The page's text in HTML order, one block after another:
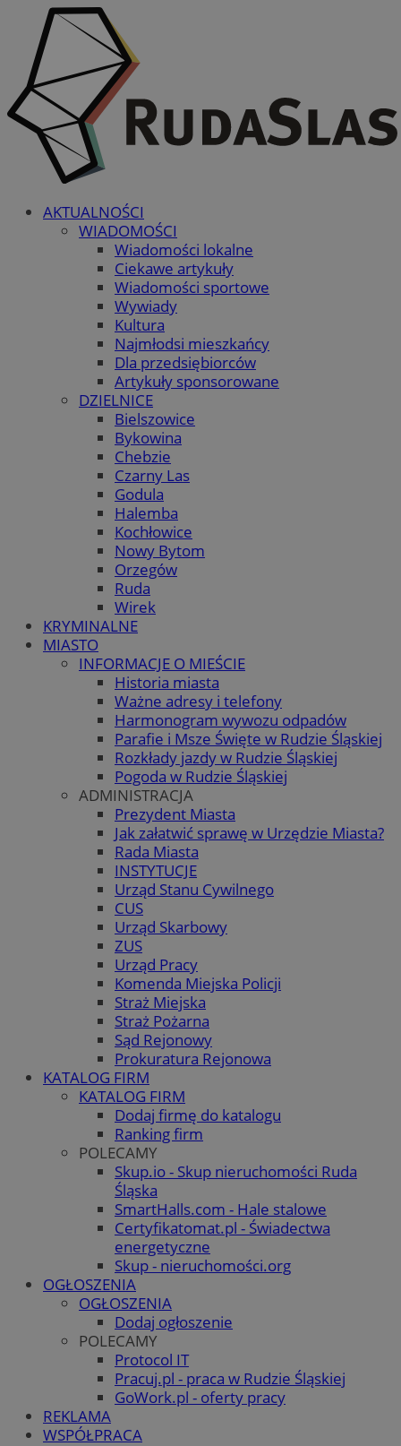
AKTUALNOŚCI
WIADOMOŚCI
Wiadomości lokalne
Ciekawe artykuły
Wiadomości sportowe
Wywiady
Kultura
Najmłodsi mieszkańcy
Dla przedsiębiorców
Artykuły sponsorowane
DZIELNICE
Bielszowice
Bykowina
Chebzie
Czarny Las
Godula
Halemba
Kochłowice
Nowy Bytom
Orzegów
Ruda
Wirek
KRYMINALNE
MIASTO
INFORMACJE O MIEŚCIE
Historia miasta
Ważne adresy i telefony
Harmonogram wywozu odpadów
Parafie i Msze Święte w Rudzie Śląskiej
Rozkłady jazdy w Rudzie Śląskiej
Pogoda w Rudzie Śląskiej
ADMINISTRACJA
Prezydent Miasta
Jak załatwić sprawę w Urzędzie Miasta?
Rada Miasta
INSTYTUCJE
Urząd Stanu Cywilnego
CUS
Urząd Skarbowy
ZUS
Urząd Pracy
Komenda Miejska Policji
Straż Miejska
Straż Pożarna
Sąd Rejonowy
Prokuratura Rejonowa
KATALOG FIRM
KATALOG FIRM
Dodaj firmę do katalogu
Ranking firm
POLECAMY
Skup.io - Skup nieruchomości Ruda
Śląska
SmartHalls.com - Hale stalowe
Certyfikatomat.pl - Świadectwa
energetyczne
Skup - nieruchomości.org
OGŁOSZENIA
OGŁOSZENIA
Dodaj ogłoszenie
POLECAMY
Protocol IT
Pracuj.pl - praca w Rudzie Śląskiej
GoWork.pl - oferty pracy
REKLAMA
WSPÓŁPRACA